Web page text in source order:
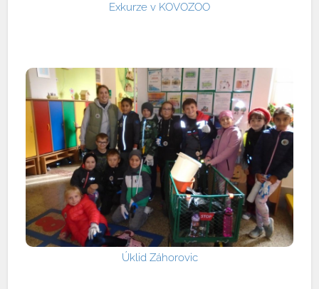
Exkurze v KOVOZOO
Úklid Záhorovic